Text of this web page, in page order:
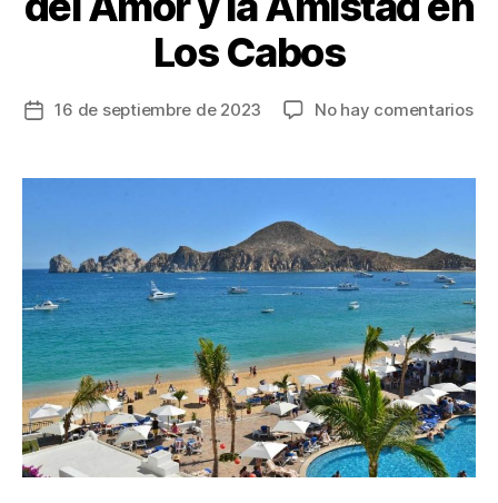
Los Cabos
Fecha
entrada
16 de septiembre de 2023 No hay comentariosen
la
Los